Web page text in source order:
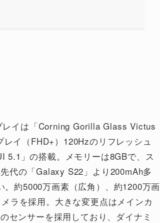
レイは「Corning Gorilla Glass Victus
イ（FHD+）120Hzのリフレッシュ
5.1」の搭載。メモリーは8GBで、ス
代の「Galaxy S22」より200mAh多
約5000万画素（広角）、約1200万画
ラを採用。大きな変更点はメインカ
センサーを採用しており、ダイナミ